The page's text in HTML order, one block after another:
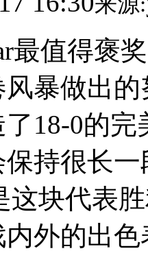
值得褒奖
暴做出
18-0的
持很长
这块代表
外的出色